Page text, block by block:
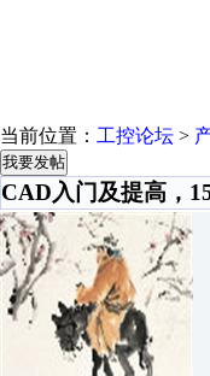
当前位置： 工控论坛 >
我要发帖
CAD入门及提高，